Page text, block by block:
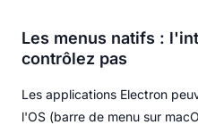
Les menus natifs :
contrôlez pas
Les applications Electron
l'OS (barre de menu sur